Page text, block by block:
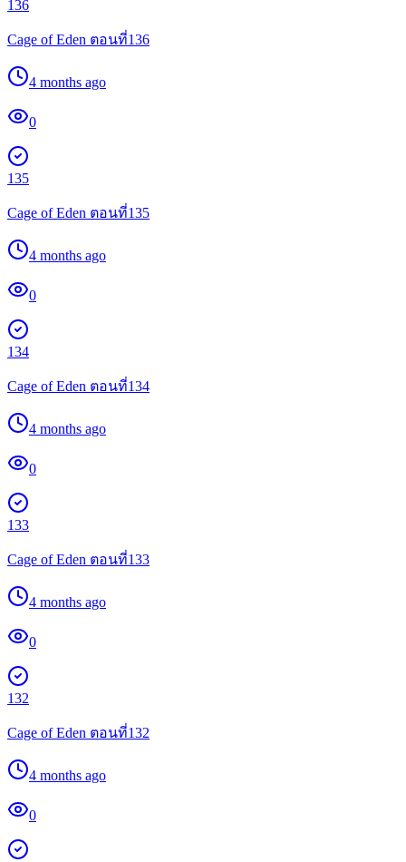
136
Cage of Eden ตอนที่136
4 months ago
0
135
Cage of Eden ตอนที่135
4 months ago
0
134
Cage of Eden ตอนที่134
4 months ago
0
133
Cage of Eden ตอนที่133
4 months ago
0
132
Cage of Eden ตอนที่132
4 months ago
0